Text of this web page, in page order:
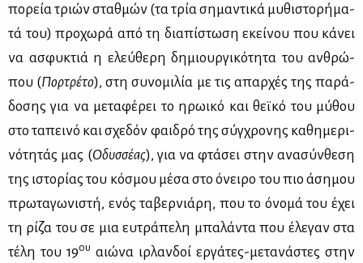
πο­ρεία τριών σταθ­μών (τα τρία ση­μα­ντι­κά μυ­θι­στο­ρή­μα­
τά του) προ­χω­ρά από τη δια­πί­στω­ση εκεί­νου που κά­νει
να ασφυ­κτιά η ελεύ­θε­ρη δη­μιουρ­γι­κό­τη­τα του αν­θρώ­
που (Πορ­τρέ­το), στη συ­νο­μι­λία με τις απαρ­χές της πα­ρά­
δο­σης για να με­τα­φέ­ρει το ηρω­ι­κό και θεϊ­κό του μύ­θου
στο τα­πει­νό και σχε­δόν φαι­δρό της σύγ­χρο­νης κα­θη­με­ρι­
νό­τη­τάς μας (Οδυσ­σέ­ας), για να φτά­σει στην ανα­σύν­θε­ση
της ιστο­ρί­ας του κό­σμου μέ­σα στο όνει­ρο του πιο άση­μου
πρω­τα­γω­νι­στή, ενός τα­βερ­νιά­ρη, που το όνο­μά του έχει
τη ρί­ζα του σε μια ευ­τρά­πε­λη μπα­λά­ντα που έλε­γαν στα
τέ­λη του 19ου αιώ­να ιρ­λαν­δοί ερ­γά­τες-με­τα­νά­στες στην